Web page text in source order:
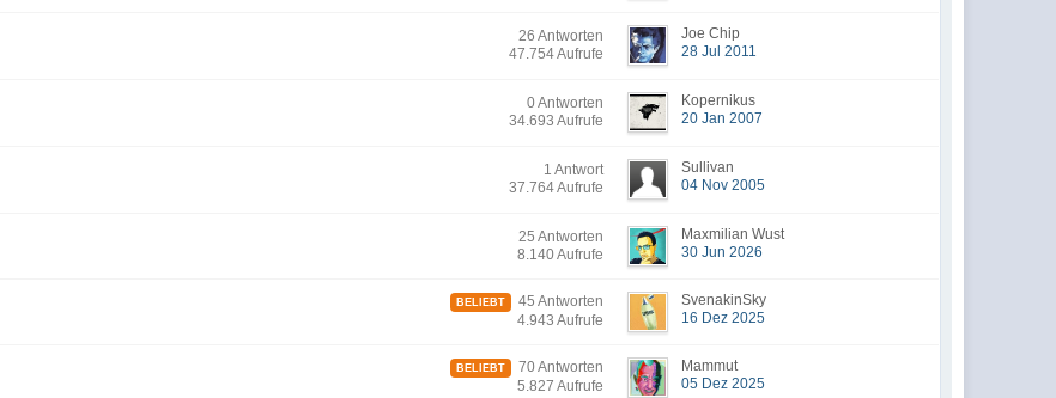
26 Antworten
47.754 Aufrufe
Joe Chip
28 Jul 2011
0 Antworten
34.693 Aufrufe
Kopernikus
20 Jan 2007
1 Antwort
37.764 Aufrufe
Sullivan
04 Nov 2005
25 Antworten
8.140 Aufrufe
Maxmilian Wust
30 Jun 2026
BELIEBT
45 Antworten
4.943 Aufrufe
SvenakinSky
16 Dez 2025
BELIEBT
70 Antworten
5.827 Aufrufe
Mammut
05 Dez 2025